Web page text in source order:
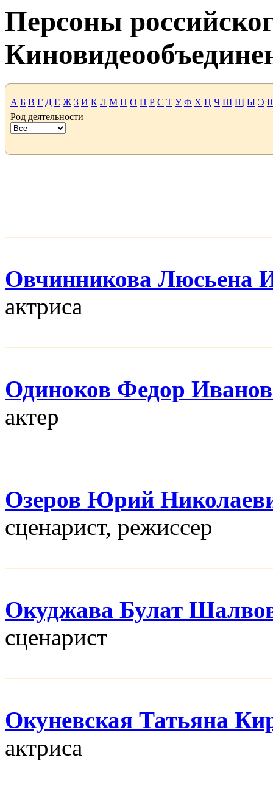
Персоны
А Б В Г Д Е Ж З И К Л М Н О П Р С Т У Ф Х Ц Ч Ш Щ Ы Э
Род деятельности
Овчинникова Люсьена
актриса
Одиноков Федор
актер
Озеров Юрий
сценарист, режисcер
Окуджава Булат
сценарист
Окуневская Татьяна
актриса